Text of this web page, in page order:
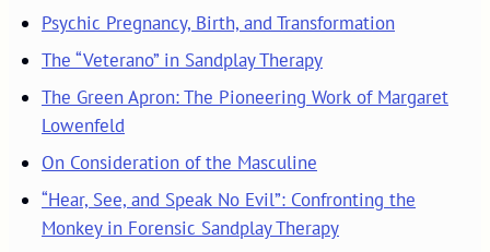
Psychic Pregnancy, Birth, and Transformation
The “Veterano” in Sandplay Therapy
The Green Apron: The Pioneering Work of Margaret
Lowenfeld
On Consideration of the Masculine
“Hear, See, and Speak No Evil”: Confronting the
Monkey in Forensic Sandplay Therapy